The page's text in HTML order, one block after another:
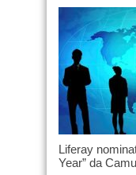
Liferay
Year” da